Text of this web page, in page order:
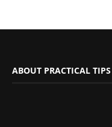
ABOUT PRACTICAL TIPS